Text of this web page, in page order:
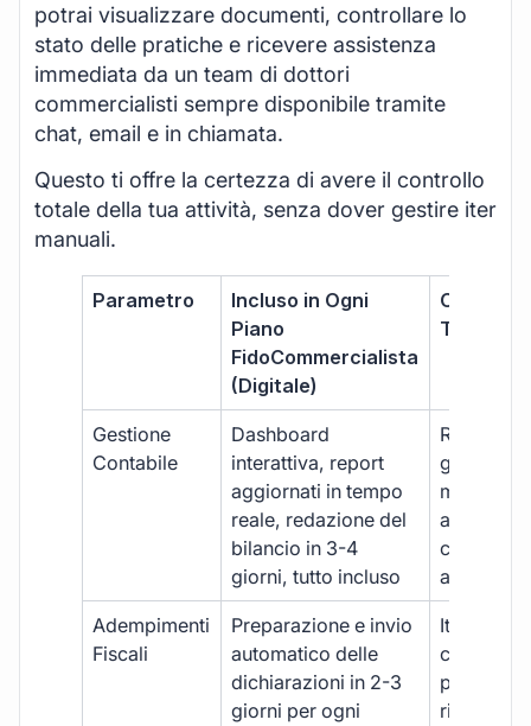
potrai visualizzare documenti, controllare lo
stato delle pratiche e ricevere assistenza
immediata da un team di dottori
commercialisti sempre disponibile tramite
chat, email e in chiamata.
Questo ti offre la certezza di avere il controllo
totale della tua attività, senza dover gestire iter
manuali.
Parametro
Incluso in Ogni
Piano
FidoCommercialista
(Digitale)
Gestione
Contabile
Dashboard
interattiva, report
aggiornati in tempo
reale, redazione del
bilancio in 3-4
giorni, tutto incluso
Report
gestione
manuale,
con
aggiuntivi
Adempimenti
Fiscali
Preparazione e invio
automatico delle
dichiarazioni in 2-3
giorni per ogni
Iter
costi
per ogni
rischio di